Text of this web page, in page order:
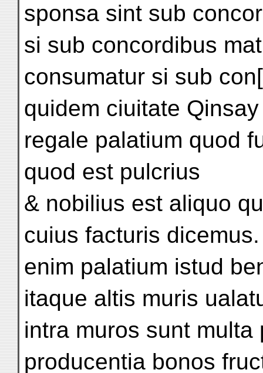
sponsa sint sub
si sub concordibus
consumatur si sub
quidem ciuitate
regale palatium quod
quod est pulcrius
& nobilius est aliquo
cuius facturis
enim palatium istud
itaque altis muris
intra muros sunt
producentia bonos